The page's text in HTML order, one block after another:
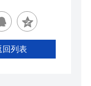
回列表